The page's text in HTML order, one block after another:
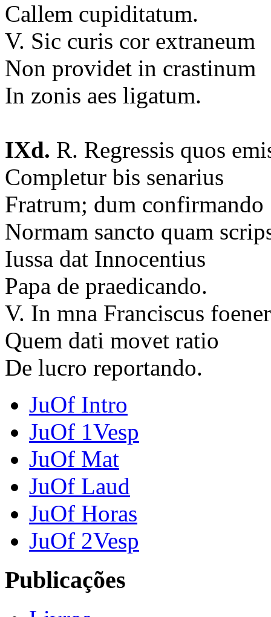
Callem cupiditatum.
V. Sic curis cor extraneum
Non providet in crastinum
In zonis aes ligatum.
IXd. R. Regressis quos
Completur bis senarius
Fratrum; dum confirmando
Normam sancto quam
Iussa dat Innocentius
Papa de praedicando.
V. In mna Franciscus
Quem dati movet ratio
De lucro reportando.
JuOf Intro
JuOf 1Vesp
JuOf Mat
JuOf Laud
JuOf Horas
JuOf 2Vesp
Publicações